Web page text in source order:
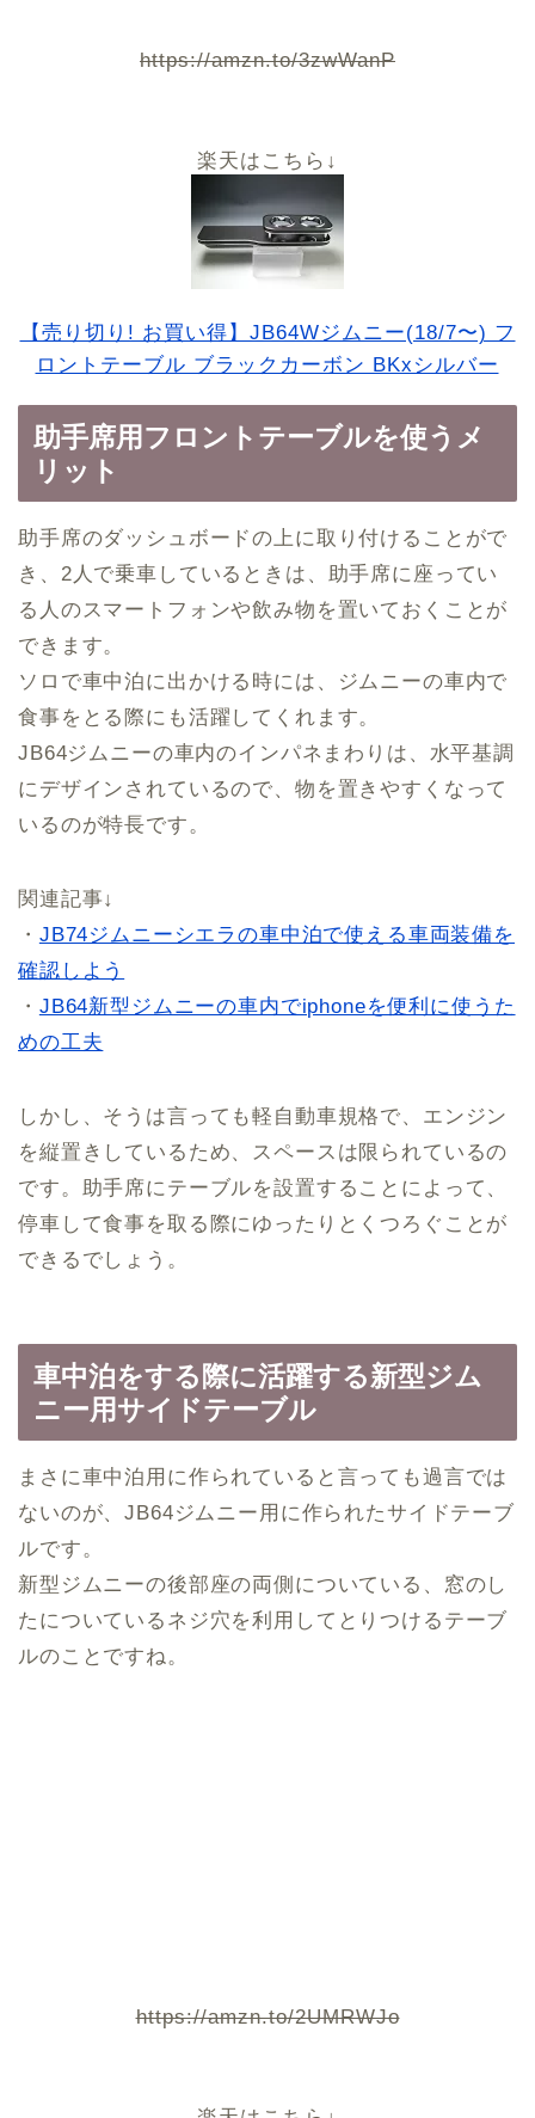
https://amzn.to/3zwWanP
楽天はこちら↓
【売り切り! お買い得】JB64Wジムニー(18/7〜) フ
ロントテーブル ブラックカーボン BKxシルバー
助手席用フロントテーブルを使うメ
リット
助手席のダッシュボードの上に取り付けることがで
き、2人で乗車しているときは、助手席に座ってい
る人のスマートフォンや飲み物を置いておくことが
できます。
ソロで車中泊に出かける時には、ジムニーの車内で
食事をとる際にも活躍してくれます。
JB64ジムニーの車内のインパネまわりは、水平基調
にデザインされているので、物を置きやすくなって
いるのが特長です。
関連記事↓
・ JB74ジムニーシエラの車中泊で使える車両装備を
確認しよう
・ JB64新型ジムニーの車内でiphoneを便利に使うた
めの工夫
しかし、そうは言っても軽自動車規格で、エンジン
を縦置きしているため、スペースは限られているの
です。助手席にテーブルを設置することによって、
停車して食事を取る際にゆったりとくつろぐことが
できるでしょう。
車中泊をする際に活躍する新型ジム
ニー用サイドテーブル
まさに車中泊用に作られていると言っても過言では
ないのが、JB64ジムニー用に作られたサイドテーブ
ルです。
新型ジムニーの後部座の両側についている、窓のし
たについているネジ穴を利用してとりつけるテーブ
ルのことですね。
https://amzn.to/2UMRWJo